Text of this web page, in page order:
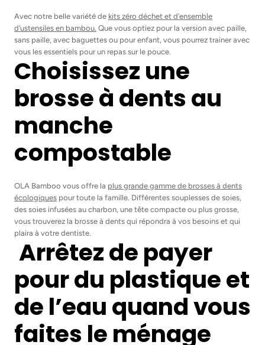
Avec notre belle variété de kits zéro déchet et d’ensemble
d’ustensiles en bambou. Que vous optiez pour la version avec paille,
sans paille, avec baguettes ou pour enfant, vous pourrez trainer avec
vous les essentiels pour un repas sur le pouce.
Choisissez une
brosse à dents au
manche
compostable
OLA Bamboo vous offre la plus grande gamme de brosses à dents
écologiques pour toute la famille. Différentes souplesses de soies,
des soies infusées au charbon, une tête compacte ou plus grosse,
vous trouverez la brosse à dents qui répondra à vos besoins et qui
plaira à votre dentiste.
Arrêtez de payer
pour du plastique et
de l’eau quand vous
faites le ménage